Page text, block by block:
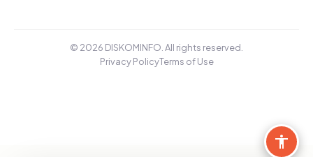
© 2026 DISKOMINFO. All rights reserved.
Privacy PolicyTerms of Use